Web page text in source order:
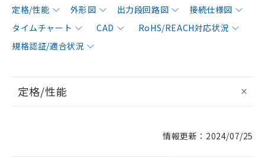
定格/性能 外形図 出力段回路図
接続仕様図
タイムチャート
CAD
RoHS/REACH対応状況
規格認証/適合状況
定格/性能
情報更新：2024/07/25